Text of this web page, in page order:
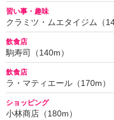
習い事・趣味
クラミツ・ムエタイジム（
飲食店
駒寿司（140m）
飲食店
ラ・マティエール（170m）
ショッピング
小林商店（180m）